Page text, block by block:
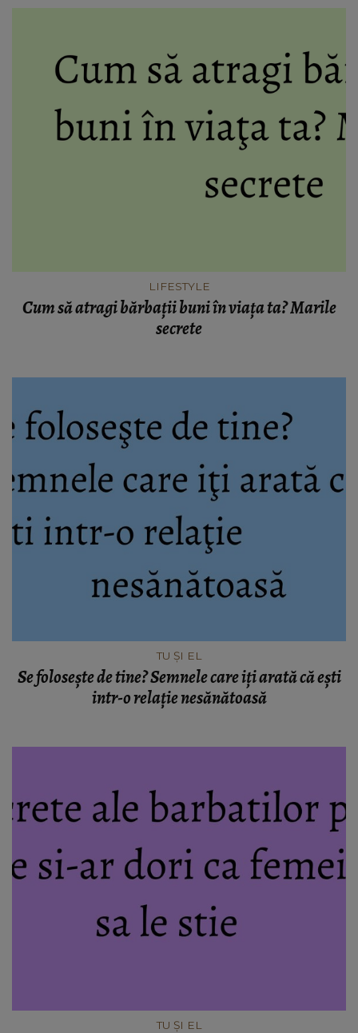
LIFESTYLE
Cum să atragi bărbaţii buni în viaţa ta? Marile
secrete
TU ȘI EL
Se foloseşte de tine? Semnele care iţi arată că eşti
intr-o relaţie nesănătoasă
TU ȘI EL